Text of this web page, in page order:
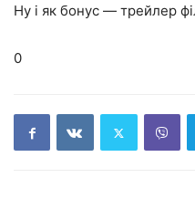
Ну і як бонус — трейлер
0